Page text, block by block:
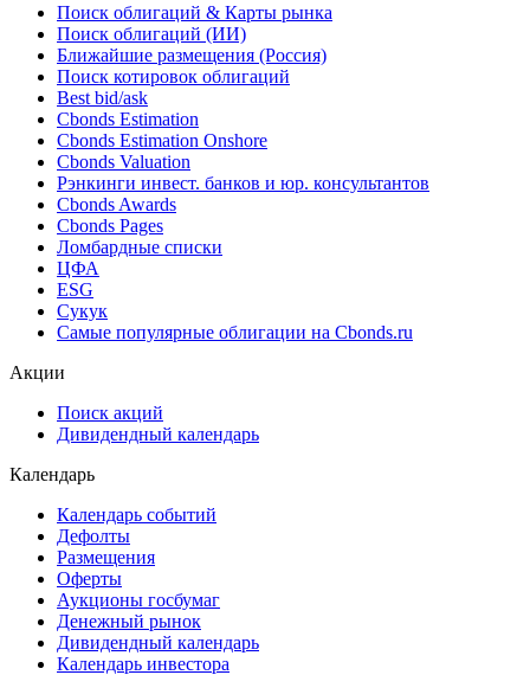
Поиск облигаций & Карты рынка
Поиск облигаций (ИИ)
Ближайшие размещения (Россия)
Поиск котировок облигаций
Best bid/ask
Cbonds Estimation
Cbonds Estimation Onshore
Cbonds Valuation
Рэнкинги инвест. банков и юр. консультантов
Cbonds Awards
Cbonds Pages
Ломбардные списки
ЦФА
ESG
Сукук
Самые популярные облигации на Cbonds.ru
Акции
Поиск акций
Дивидендный календарь
Календарь
Календарь событий
Дефолты
Размещения
Оферты
Аукционы госбумаг
Денежный рынок
Дивидендный календарь
Календарь инвестора